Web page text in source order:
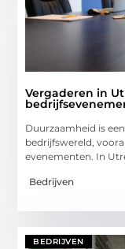
Vergaderen in
Duurzaamheid is
bedrijfswereld,
evenementen. In
Bedrijven
BEDRIJVEN